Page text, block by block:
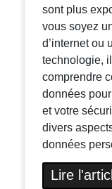
sont plus
vous soyez
d’internet ou
technologie,
comprendre
données
et votre
divers
données
Lire